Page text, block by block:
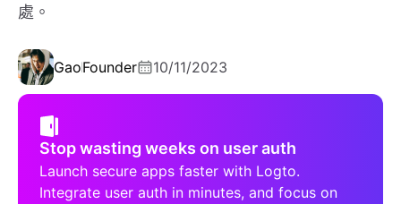
處。
GaoFounder 10/11/2023
Stop wasting weeks on user auth
Launch secure apps faster with Logto.
Integrate user auth in minutes, and focus on